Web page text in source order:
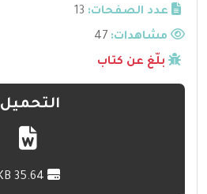
عدد الصفحات: 13
مشاهدات:
بلّغ عن كتاب
التحميل